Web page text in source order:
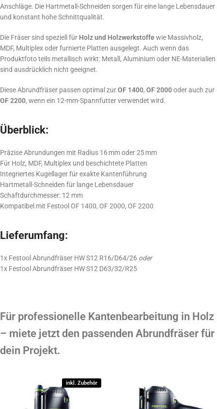
Anschläge. Die Hartmetall-Schneiden sorgen für eine lange Lebensdauer
und konstant hohe Schnittqualität.
Die Fräser sind speziell für Holz und Holzwerkstoffe wie Massivholz,
MDF, Multiplex oder furnierte Platten ausgelegt. Auch wenn das
Produktfoto teils metallisch wirkt: Metall, Aluminium oder NE-Materialien
sind ausdrücklich nicht geeignet.
Diese Abrundfräser passen optimal zurOF 1400, OF 2000oder auch zur
OF 2200, wenn ein 12-mm-Spannfutter verwendet wird.
Überblick:
Präzise Abrundungen mit Radius 16 mm oder 25 mm
Für Holz, MDF, Multiplex und beschichtete Platten
Integriertes Kugellager für exakte Kantenführung
Hartmetall-Schneiden für lange Lebensdauer
Schaftdurchmesser: 12 mm
Kompatibel mit Festool OF 1400, OF 2000, OF 2200
Lieferumfang:
1x Festool Abrundfräser HW S12 R16/D64/26 oder
1x Festool Abrundfräser HW S12 D63/32/R25
Für professionelle Kantenbearbeitung in Holz
– miete jetzt den passenden Abrundfräser für
dein Projekt.
inkl. Zubehör